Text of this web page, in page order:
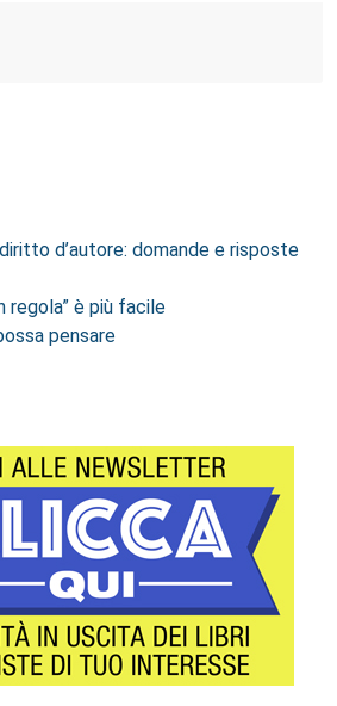
d’autore: domande e risposte
regola” è più facile
pensare